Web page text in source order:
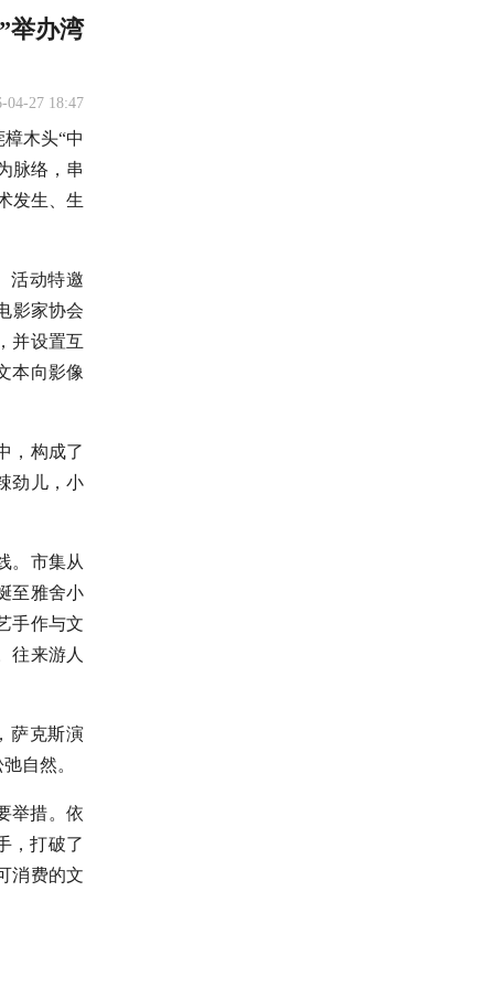
举办湾
04-27 18:47
木头“中
脉络，串
发生、生
活动特邀
影家协会
并设置互
本向影像
，构成了
劲儿，小
。市集从
至雅舍小
手作与文
往来游人
萨克斯演
自然。
举措。依
，打破了
消费的文